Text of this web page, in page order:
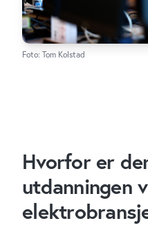
Foto: Tom Kolstad
Hvorfor er
utdanningen